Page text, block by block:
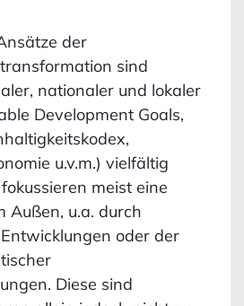
der
sind
nationaler und lokaler
Development Goals,
u.v.m.) vielfältig
meist eine
Außen, u.a. durch
oder der
Diese sind